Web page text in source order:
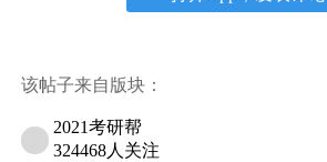
该帖子来自版块：
2021考研帮
324468人关注